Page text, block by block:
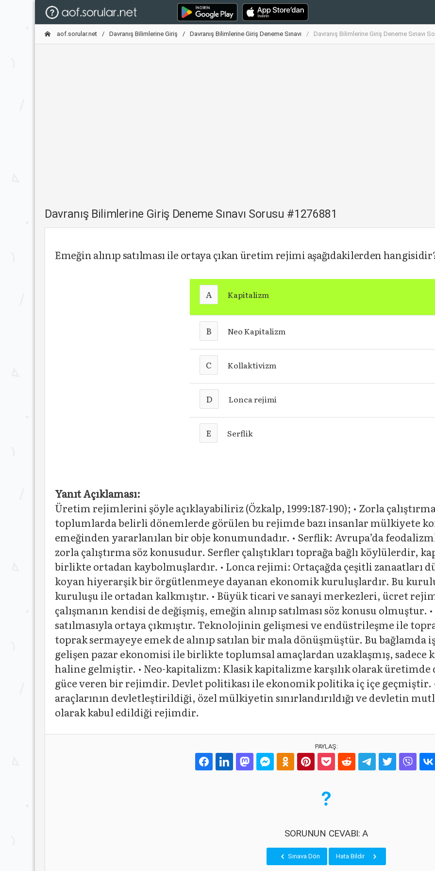
aof.sorular.net Davranış Bilimlerine Giriş Davranış Bilimlerine Giriş Deneme Sınavı Davranış Bilimlerine Giriş Deneme Sınavı
Davranış Bilimlerine Giriş Deneme Sınavı Sorusu #1276881
Emeğin alınıp satılması ile ortaya çıkan üretim rejimi aşağıdakilerden
A Kapitalizm
B Neo Kapitalizm
C Kollaktivizm
D Lonca rejimi
E Serflik
Yanıt Açıklaması:
Üretim rejimlerini şöyle açıklayabiliriz (Özkalp, 1999:187-190); • Zorla
toplumlarda belirli dönemlerde görülen bu rejimde bazı insanlar mülkiyete
emeğinden yararlanılan bir obje konumundadır. • Serflik: Avrupa’da
zorla çalıştırma söz konusudur. Serfler çalıştıkları toprağa bağlı köylülerdir,
birlikte ortadan kaybolmuşlardır. • Lonca rejimi: Ortaçağda çeşitli zanaatları
koyan hiyerarşik bir örgütlenmeye dayanan ekonomik kuruluşlardır. Bu
kuruluşu ile ortadan kalkmıştır. • Büyük ticari ve sanayi merkezleri, ücret
çalışmanın kendisi de değişmiş, emeğin alınıp satılması söz konusu olmuştur.
satılmasıyla ortaya çıkmıştır. Teknolojinin gelişmesi ve endüstrileşme ile
toprak sermayeye emek de alınıp satılan bir mala dönüşmüştür. Bu bağlamda
gelişen pazar ekonomisi ile birlikte toplumsal amaçlardan uzaklaşmış, sadece
haline gelmiştir. • Neo-kapitalizm: Klasik kapitalizme karşılık olarak üretimde
güce veren bir rejimdir. Devlet politikası ile ekonomik politika iç içe
araçlarının devletleştirildiği, özel mülkiyetin sınırlandırıldığı ve devletin
olarak kabul edildiği rejimdir.
PAYLAŞ:
SORUNUN CEVABI: A
Sınava Dön Hata Bildir